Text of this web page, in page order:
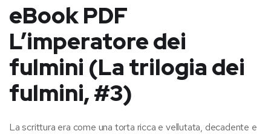
eBook PDF
L’imperatore dei
fulmini (La trilogia dei
fulmini, #3)
La scrittura era come una torta ricca e vellutata, decadente e